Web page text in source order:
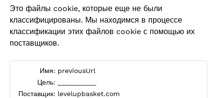
Это файлы cookie, которые еще не были
классифицированы. Мы находимся в процессе
классификации этих файлов cookie с помощью их
поставщиков.
Имя: previousUrl
Цель:
Поставщик: levelupbasket.com